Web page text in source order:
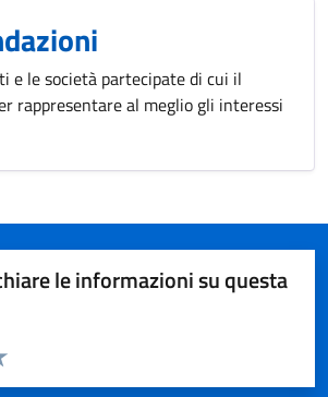
e le società partecipate di cui il
rappresentare al meglio gli interessi
le informazioni su questa
pagina
5 stelle su 5
4 stelle su 5
su 5
su 5